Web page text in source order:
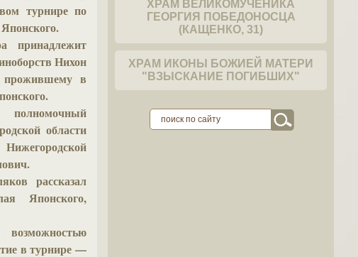
турнире по
принадлежит
Нихон
прожившему в
полномочный
области
рассказал
Японского,
в турнире —
ХРАМ ВЕЛИКОМУЧЕНИКА
ГЕОРГИЯ ПОБЕДОНОСЦА
(КАЩЕНКО, 31)
ХРАМ ИКОНЫ БОЖИЕЙ МАТЕРИ
"ВЗЫСКАНИЕ ПОГИБШИХ"